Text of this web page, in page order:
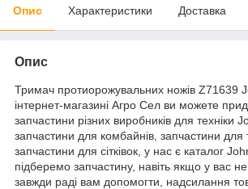
Опис Характеристики Доставка
Опис
Тримач протиорожувальних ножів Z71639
інтернет-магазині Агро Сел ви можете
запчастини різних виробників для техніки
запчастини для комбайнів, запчастини для
запчастини для сітківок, у нас є каталог
підберемо запчастину, навіть якщо у вас
завжди раді вам допомогти, надсилання